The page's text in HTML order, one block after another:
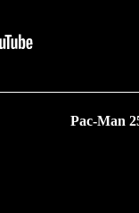
Pac-Man